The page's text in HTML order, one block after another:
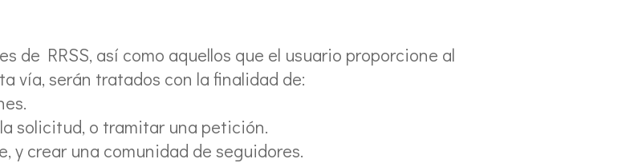
de RRSS, así como aquellos que el usuario proporcione al
vía, serán tratados con la finalidad de:
solicitud, o tramitar una petición.
y crear una comunidad de seguidores.